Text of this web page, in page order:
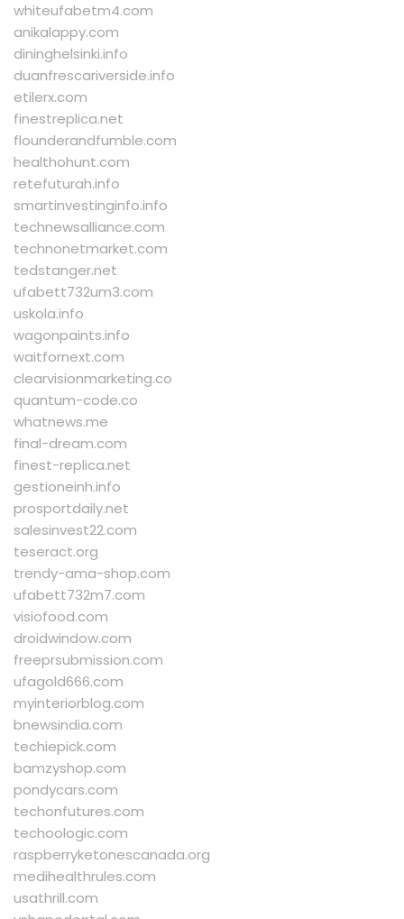
whiteufabetm4.com
anikalappy.com
dininghelsinki.info
duanfrescariverside.info
etilerx.com
finestreplica.net
flounderandfumble.com
healthohunt.com
retefuturah.info
smartinvestinginfo.info
technewsalliance.com
technonetmarket.com
tedstanger.net
ufabett732um3.com
uskola.info
wagonpaints.info
waitfornext.com
clearvisionmarketing.co
quantum-code.co
whatnews.me
final-dream.com
finest-replica.net
gestioneinh.info
prosportdaily.net
salesinvest22.com
teseract.org
trendy-ama-shop.com
ufabett732m7.com
visiofood.com
droidwindow.com
freeprsubmission.com
ufagold666.com
myinteriorblog.com
bnewsindia.com
techiepick.com
bamzyshop.com
pondycars.com
techonfutures.com
techoologic.com
raspberryketonescanada.org
medihealthrules.com
usathrill.com